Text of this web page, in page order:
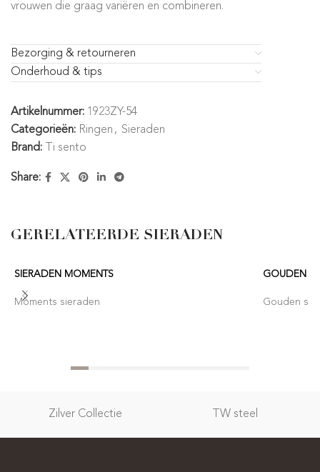
vrouwen die graag variëren en combineren.
Bezorging & retourneren
Onderhoud & tips
Artikelnummer: 1923ZY-54
Categorieën: Ringen , Sieraden
Brand:
Ti sento
Share:
GERELATEERDE SIERADEN
SIERADEN MOMENTS
Moments sieraden
GOUDEN
Gouden
Zilver Collectie TW steel